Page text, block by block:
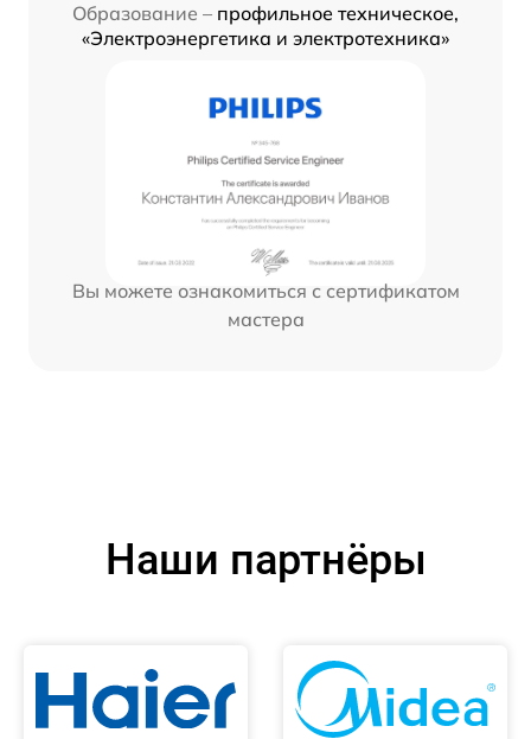
Образование – профильное техническое,
«Электроэнергетика и электротехника»
Вы можете ознакомиться с сертификатом
мастера
Наши партнёры